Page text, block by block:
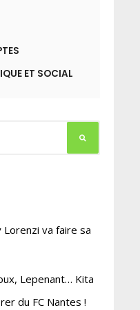
ET SOCIAL
va faire sa
Lepenant… Kita
du FC Nantes !